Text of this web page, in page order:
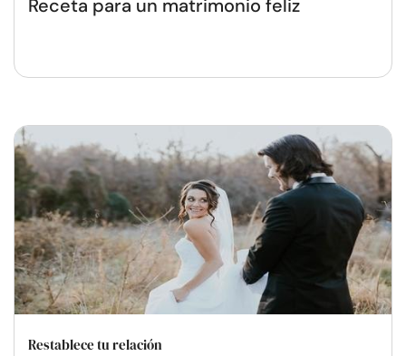
Receta para un matrimonio feliz
Restablece tu relación